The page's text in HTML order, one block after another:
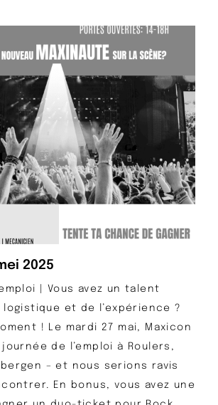
2025
| Vous avez un talent
et de l’expérience ?
! Le mardi 27 mai, Maxicon
de l’emploi à Roulers,
– et nous serions ravis
En bonus, vous avez une